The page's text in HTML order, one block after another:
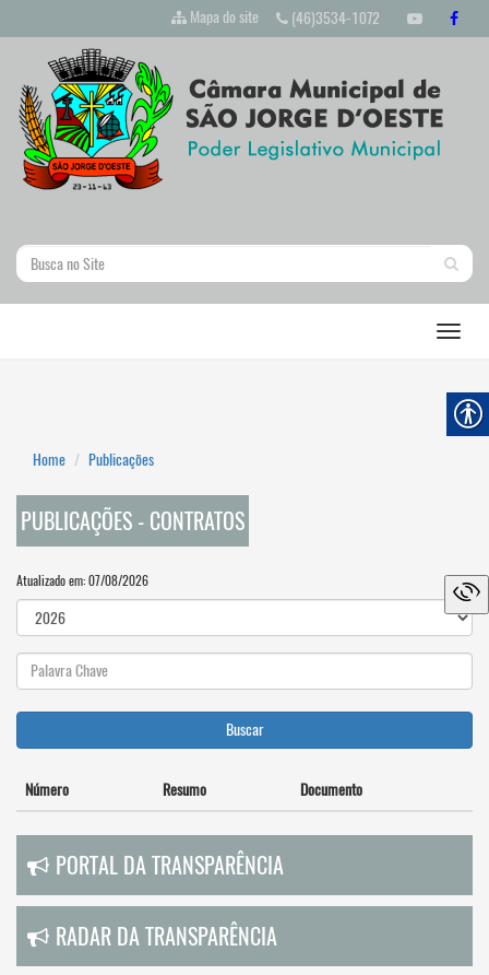
Mapa do site (46)3534-1072
Home Publicações
PUBLICAÇÕES - CONTRATOS
Atualizado em: 07/08/2026
Buscar
Número Resumo Documento
PORTAL DA TRANSPARÊNCIA
RADAR DA TRANSPARÊNCIA